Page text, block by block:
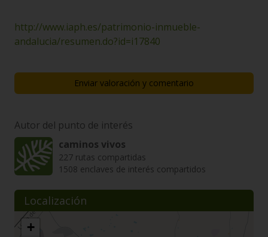
http://www.iaph.es/patrimonio-inmueble-
andalucia/resumen.do?id=i17840
Enviar valoración y comentario
Autor del punto de interés
caminos vivos
227 rutas compartidas
1508 enclaves de interés compartidos
Localización
+